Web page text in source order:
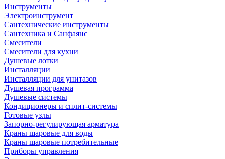
Инструменты
Электроинструмент
Сантехнические инструменты
Сантехника и Санфаянс
Смесители
Смесители для кухни
Душевые лотки
Инсталляции
Инсталляции для унитазов
Душевая программа
Душевые системы
Кондиционеры и сплит-системы
Готовые узлы
Запорно-регулирующая арматура
Краны шаровые для воды
Краны шаровые потребительные
Приборы управления